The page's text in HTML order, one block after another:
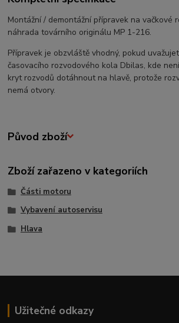
Montážní / demontážní přípravek na vačkové
náhrada továrního originálu MP 1-216.
Přípravek je obzvláště vhodný, pokud
časovacího rozvodového kola Dbilas, kde
kryt rozvodů dotáhnout na hlavě, protože
nemá otvory.
Původ zboží
Zboží zařazeno v kategoriích
Části motoru
Vybavení autoservisu
Hlava
Užitečné odkazy